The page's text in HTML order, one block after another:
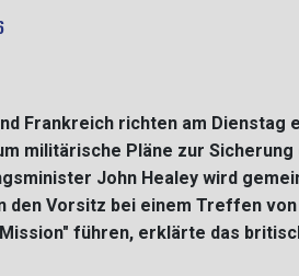
Frankreich richten am
militärische Pläne zur
John Healey wird
den Vorsitz bei einem Treffen
führen, erklärte das